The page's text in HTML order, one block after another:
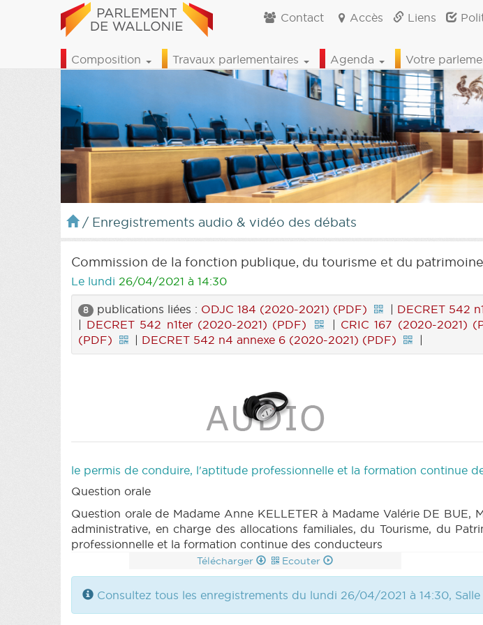
Contact Accès Liens
Composition Travaux parlementaires Agenda Votre
/ Enregistrements audio & vidéo des débats
Commission de la fonction publique, du tourisme et du patrimoine
Le lundi 26/04/2021 à 14:30
8 publications liées : ODJC 184 (2020-2021) (PDF) | DECRET 542
| DECRET 542 n1ter (2020-2021) (PDF) | CRIC 167 (2020-2021)
(PDF)
| DECRET 542 n4 annexe 6 (2020-2021) (PDF) |
le permis de conduire, l'aptitude professionnelle et la formation continue
Question orale
Question orale de Madame Anne KELLETER à Madame Valérie DE
administrative, en charge des allocations familiales, du Tourisme, du
professionnelle et la formation continue des conducteurs
Télécharger Ecouter
Consultez tous les enregistrements du lundi 26/04/2021 à 14:30,